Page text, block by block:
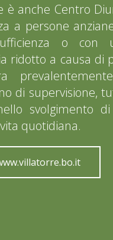
è anche Centro
a persone
o con
ridotto a causa di
di supervisione,
svolgimento
quotidiana.